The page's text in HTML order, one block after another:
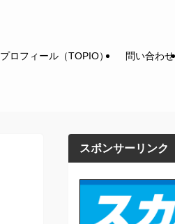
プロフィール（TOPIO） 問い合わせ
スポンサーリンク